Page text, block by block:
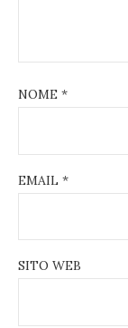
NOME *
EMAIL *
SITO WEB